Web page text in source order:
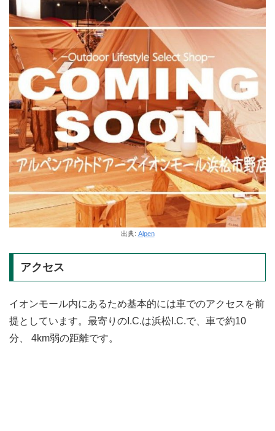
出典: Alpen
アクセス
イオンモール内にあるため基本的には車でのアクセスを前
提としています。最寄りのI.C.は浜松I.C.で、車で約10
分、 4km弱の距離です。